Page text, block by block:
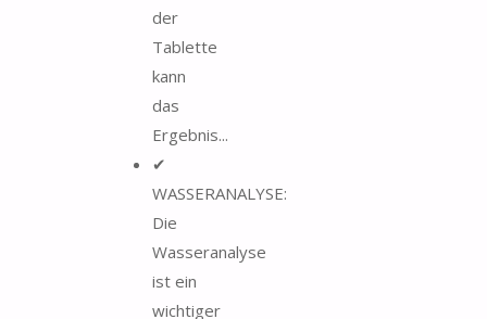
der
Tablette
kann
das
Ergebnis...
✔
WASSERANALYSE:
Die
Wasseranalyse
ist ein
wichtiger